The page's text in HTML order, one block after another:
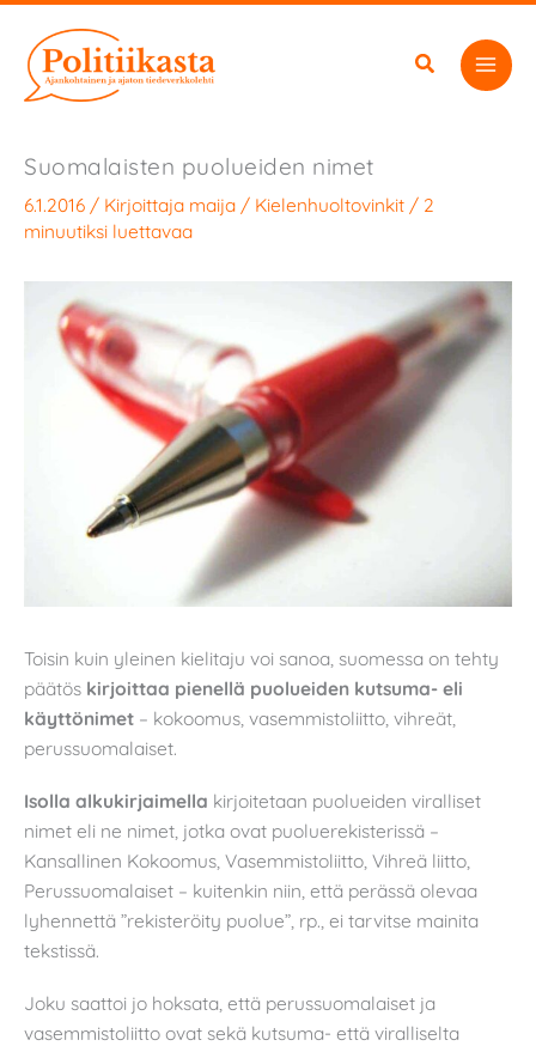
sisältöön
Suomalaisten puolueiden nimet
6.1.2016 / Kirjoittaja maija / Kielenhuoltovinkit / 2
minuutiksi luettavaa
Toisin kuin yleinen kielitaju voi sanoa, suomessa on tehty
päätös kirjoittaa pienellä puolueiden kutsuma- eli
käyttönimet – kokoomus, vasemmistoliitto, vihreät,
perussuomalaiset.
Isolla alkukirjaimella kirjoitetaan puolueiden viralliset
nimet eli ne nimet, jotka ovat puoluerekisterissä –
Kansallinen Kokoomus, Vasemmistoliitto, Vihreä liitto,
Perussuomalaiset – kuitenkin niin, että perässä olevaa
lyhennettä ”rekisteröity puolue”, rp., ei tarvitse mainita
tekstissä.
Joku saattoi jo hoksata, että perussuomalaiset ja
vasemmistoliitto ovat sekä kutsuma- että viralliselta